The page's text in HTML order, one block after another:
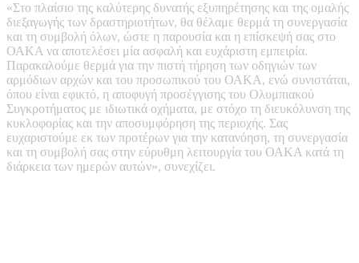
«Στο πλαίσιο της καλύτερης δυνατής εξυπηρέτησης και της ομαλής
διεξαγωγής των δραστηριοτήτων, θα θέλαμε θερμά τη συνεργασία
και τη συμβολή όλων, ώστε η παρουσία και η επίσκεψή σας στο
ΟΑΚΑ να αποτελέσει μία ασφαλή και ευχάριστη εμπειρία.
Παρακαλούμε θερμά για την πιστή τήρηση των οδηγιών των
αρμόδιων αρχών και του προσωπικού του ΟΑΚΑ, ενώ συνιστάται,
όπου είναι εφικτό, η αποφυγή προσέγγισης του Ολυμπιακού
Συγκροτήματος με ιδιωτικά οχήματα, με στόχο τη διευκόλυνση της
κυκλοφορίας και την αποσυμφόρηση της περιοχής. Σας
ευχαριστούμε εκ των προτέρων για την κατανόηση, τη συνεργασία
και τη συμβολή σας στην εύρυθμη λειτουργία του ΟΑΚΑ κατά τη
διάρκεια των ημερών αυτών», συνεχίζει.